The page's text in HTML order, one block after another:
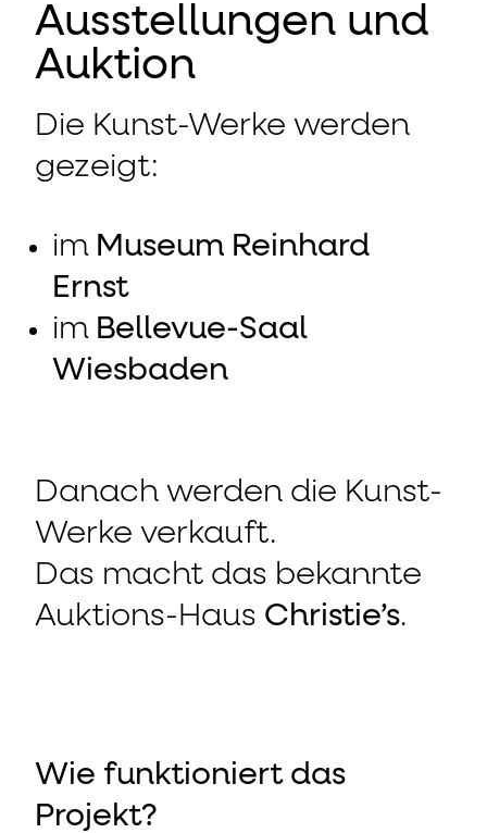
Ausstellungen und
Auktion
Die Kunst-Werke werden
gezeigt:
im Museum Reinhard
Ernst
im Bellevue-Saal
Wiesbaden
Danach werden die Kunst-
Werke verkauft.
Das macht das bekannte
Auktions-Haus Christie’s.
Wie funktioniert das
Projekt?